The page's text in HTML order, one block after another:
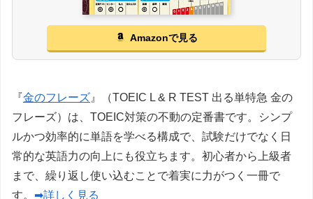
Amazonで見る
『金のフレーズ 』（TOEIC L & R TEST 出る単特急 金の
フレーズ）は、TOEIC対策の不動の定番書です。シンプ
ルかつ効率的に単語を学べる構成で、試験だけでなく日
常的な英語力の向上にも役立ちます。初心者から上級者
まで、繰り返し使い込むことで着実に力がつく一冊で
す。 ➡詳しく見る